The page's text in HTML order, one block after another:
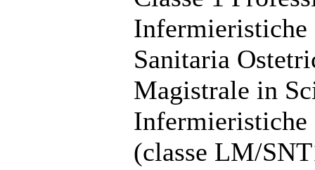
Infermieristiche
Sanitaria
Magistrale in
Infermieristiche
(classe LM/